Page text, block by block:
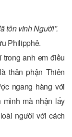
tôn vinh Người”.
Philipphê.
anh em điều
thân phận Thiên
ngang hàng với
mà nhận lấy
người với cách